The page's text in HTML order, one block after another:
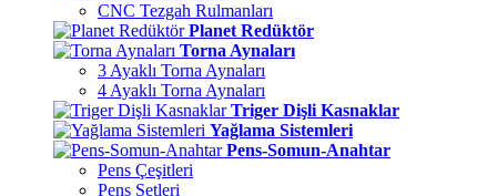
CNC Tezgah Rulmanları
Planet Redüktör
Torna Aynaları
3 Ayaklı Torna Aynaları
4 Ayaklı Torna Aynaları
Triger Dişli Kasnaklar
Yağlama Sistemleri
Pens-Somun-Anahtar
Pens Çeşitleri
Pens Setleri